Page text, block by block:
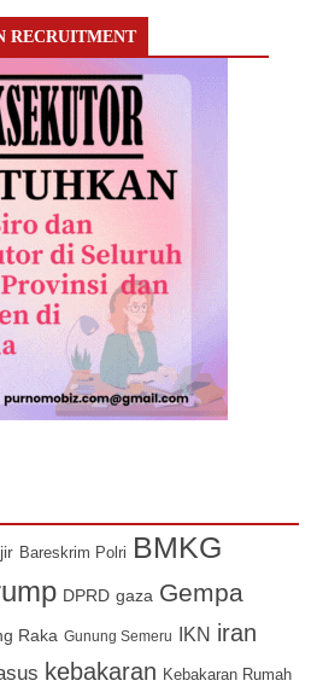
RECRUITMENT
Bareskrim Polri BMKG
DPRD gaza Gempa
Raka Gunung Semeru IKN iran
kebakaran Kebakaran Rumah